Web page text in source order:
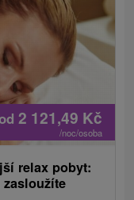
2 121,49 Kč
/noc/osoba
relax pobyt: